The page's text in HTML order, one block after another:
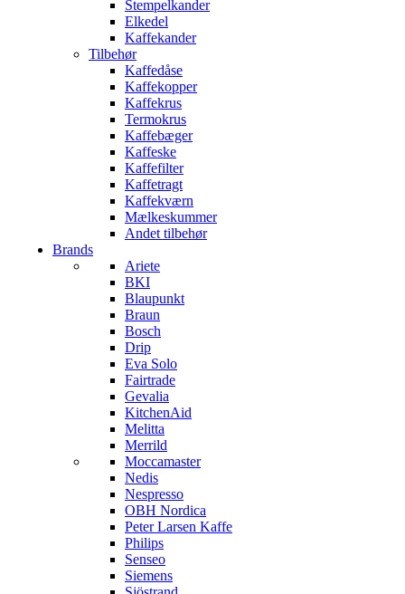
Stempelkander
Elkedel
Kaffekander
Tilbehør
Kaffedåse
Kaffekopper
Kaffekrus
Termokrus
Kaffebæger
Kaffeske
Kaffefilter
Kaffetragt
Kaffekværn
Mælkeskummer
Andet tilbehør
Brands
Ariete
BKI
Blaupunkt
Braun
Bosch
Drip
Eva Solo
Fairtrade
Gevalia
KitchenAid
Melitta
Merrild
Moccamaster
Nedis
Nespresso
OBH Nordica
Peter Larsen Kaffe
Philips
Senseo
Siemens